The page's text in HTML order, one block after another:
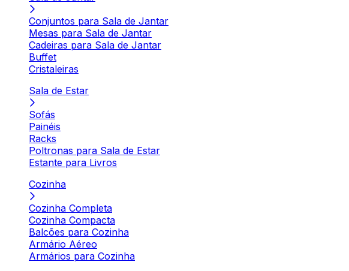
Conjuntos para Sala de Jantar
Mesas para Sala de Jantar
Cadeiras para Sala de Jantar
Buffet
Cristaleiras
Sala de Estar
Sofás
Painéis
Racks
Poltronas para Sala de Estar
Estante para Livros
Cozinha
Cozinha Completa
Cozinha Compacta
Balcões para Cozinha
Armário Aéreo
Armários para Cozinha